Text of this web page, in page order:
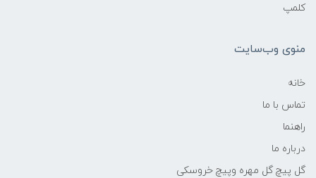
کلمپ
منوی وب‌سایت
خانه
تماس با ما
راهنما
درباره ما
گل پیچ گل مهره وپیچ خروسکی